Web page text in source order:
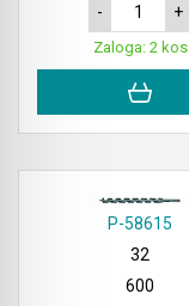
- +
Zaloga: 2 kos
P-58615
32
600